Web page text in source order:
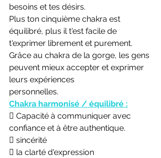
besoins et tes désirs.
Plus ton cinquième chakra est
équilibré, plus il t'est facile de
t'exprimer librement et purement.
Grâce au chakra de la gorge, les gens
peuvent mieux accepter et exprimer
leurs expériences
personnelles.
Chakra harmonisé / équilibré :
 Capacité à communiquer avec
confiance et à être authentique.
 sincérité
 la clarté d'expression